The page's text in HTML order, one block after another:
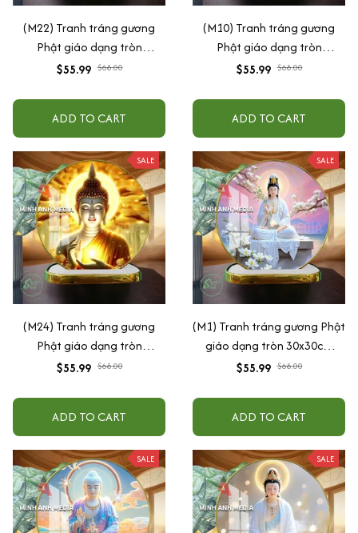
(M22) Tranh tráng gương
Phật giáo dạng tròn
30x30cm (Tặng đế để bàn)
$55.99 $68.00
ADD TO CART
(M10) Tranh tráng gương
Phật giáo dạng tròn
30x30cm (Tặng đế để bàn)
$55.99 $68.00
ADD TO CART
SALE
(M24) Tranh tráng gương
Phật giáo dạng tròn
30x30cm (Tặng đế để bàn)
$55.99 $68.00
ADD TO CART
SALE
(M1) Tranh tráng gương Phật
giáo dạng tròn 30x30cm
(Tặng đế để bàn)
$55.99 $68.00
ADD TO CART
SALE SALE